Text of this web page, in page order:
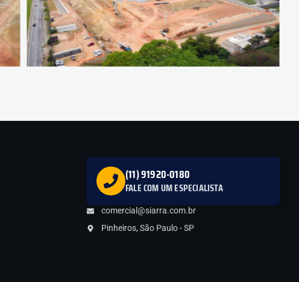
(11) 91920-0180
FALE COM UM ESPECIALISTA
comercial@siarra.com.br
Pinheiros, São Paulo - SP